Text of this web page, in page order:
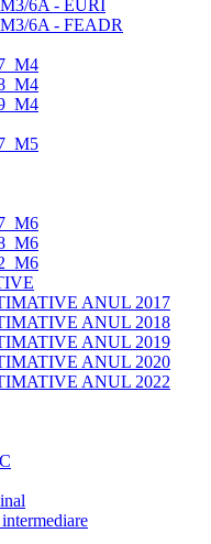
6A - EURI
M3/6A - FEADR
ANUL 2017
ANUL 2018
ANUL 2019
ANUL 2020
ANUL 2022